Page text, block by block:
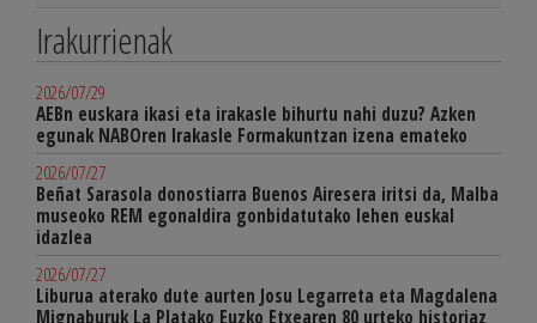
Irakurrienak
2026/07/29
AEBn euskara ikasi eta irakasle bihurtu nahi duzu? Azken
egunak NABOren Irakasle Formakuntzan izena emateko
2026/07/27
Beñat Sarasola donostiarra Buenos Airesera iritsi da, Malba
museoko REM egonaldira gonbidatutako lehen euskal
idazlea
2026/07/27
Liburua aterako dute aurten Josu Legarreta eta Magdalena
Mignaburuk La Platako Euzko Etxearen 80 urteko historiaz